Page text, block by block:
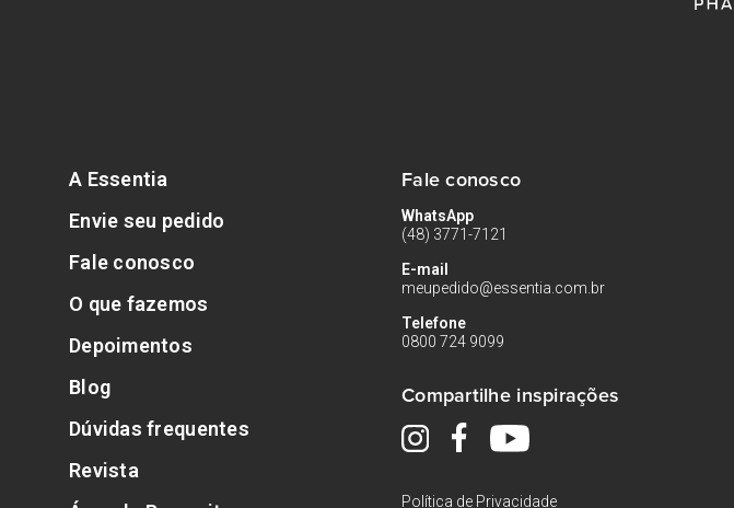
A Essentia
Envie seu pedido
Fale conosco
O que fazemos
Depoimentos
Blog
Dúvidas frequentes
Revista
Fale conosco
WhatsApp
(48) 3771-7121
E-mail
meupedido@essentia.com.br
Telefone
0800 724 9099
Compartilhe inspirações
Política de Privacidade